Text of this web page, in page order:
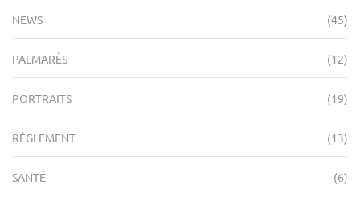
NEWS (45)
PALMARÈS (12)
PORTRAITS (19)
RÈGLEMENT (13)
SANTÉ (6)